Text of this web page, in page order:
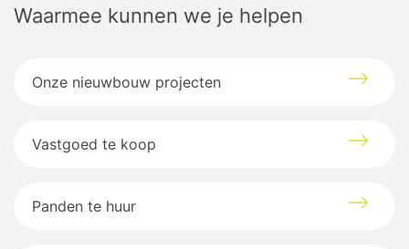
Waarmee kunnen we je helpen
Onze nieuwbouw projecten
Vastgoed te koop
Panden te huur